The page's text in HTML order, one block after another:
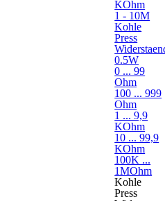
KOhm
1 - 10M
Kohle
Press
0.5W
0 ... 99
Ohm
100 ... 999
Ohm
1 ... 9,9
KOhm
10 ... 99,9
KOhm
100K ...
1MOhm
Kohle
Press